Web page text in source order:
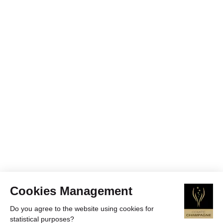
Cookies Management
Do you agree to the website using cookies for
statistical purposes?